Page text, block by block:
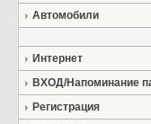
Автомобили
Интернет
ВХОД/Напоминание
Регистрация